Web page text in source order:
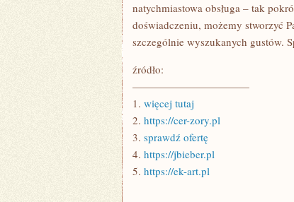
natychmiastowa obsługa – tak
doświadczeniu, możemy stworzyć
szczególnie wyszukanych gustów.
źródło:
———————————
1. więcej tutaj
2. https://cer-zory.pl
3. sprawdź ofertę
4. https://jbieber.pl
5. https://ek-art.pl